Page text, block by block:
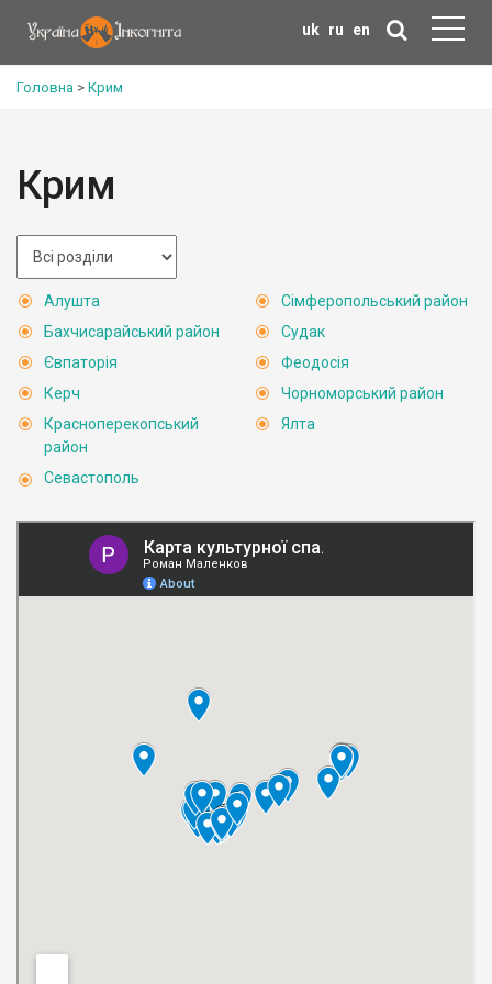
uk ru en
Головна > Крим
Крим
Алушта
Бахчисарайський район
Євпаторія
Керч
Красноперекопський
район
Севастополь
Сімферопольський район
Судак
Феодосія
Чорноморський район
Ялта